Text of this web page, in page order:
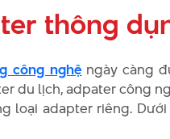
thông
công nghệ ngày càng
du lịch, adpater công
loại adapter riêng.